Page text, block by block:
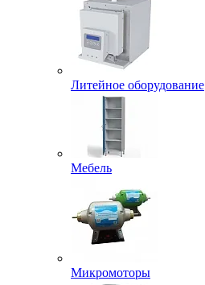
Литейное оборудование
Мебель
Микромоторы